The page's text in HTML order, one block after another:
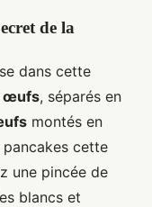
de la
dans cette
œufs, séparés en
montés en
cette
une pincée de
blancs et